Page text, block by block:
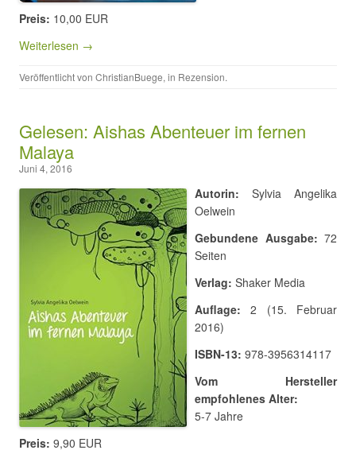
Preis: 10,00 EUR
Weiterlesen →
Veröffentlicht von ChristianBuege, in Rezension.
Gelesen: Aishas Abenteuer im fernen
Malaya
Juni 4, 2016
Autorin: Sylvia Angelika
Oelwein
Gebundene Ausgabe: 72
Seiten
Verlag: Shaker Media
Auflage: 2 (15. Februar
2016)
ISBN-13: 978-3956314117
Vom Hersteller
empfohlenes Alter:
5-7 Jahre
Preis: 9,90 EUR